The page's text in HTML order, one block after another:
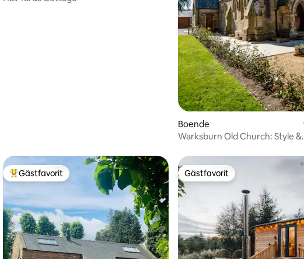
betyg, 82 omdömen
Boende
Warksburn Old Church: Style &
Populär gästfavorit
Gästfavorit Gästfavorit
Gästfavorit